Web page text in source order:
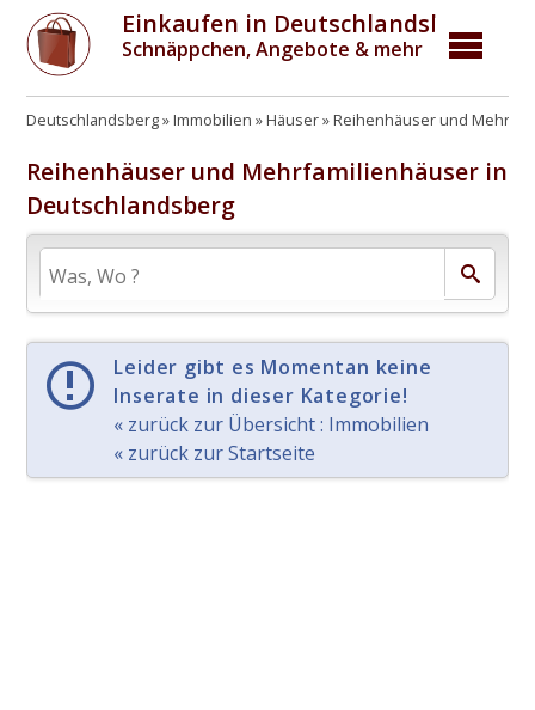
Einkaufen in Deutschlandsberg
Schnäppchen, Angebote & mehr
Deutschlandsberg Immobilien Häuser Reihenhäuser und
Reihenhäuser und Mehrfamilienhäuser in
Deutschlandsberg
Leider gibt es Momentan keine
Inserate in dieser Kategorie!
« zurück zur Übersicht : Immobilien
« zurück zur Startseite